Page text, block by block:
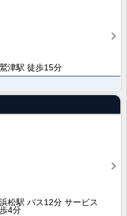
津駅 徒歩15分
松駅 バス12分 サービス
4分